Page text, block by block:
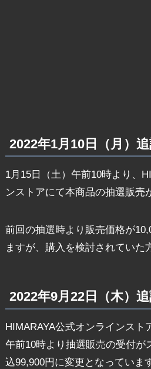
2022年1月10日（月）
1月15日（土）午前10時より、
ンストアにて本商品の抽選販売
前回の抽選時より販売価格が
ますが、購入を検討されていた
2022年9月22日（木）
HIMARAYA公式オンラインスト
午前10時より抽選販売の受付が
込99,900円に変更となっていま